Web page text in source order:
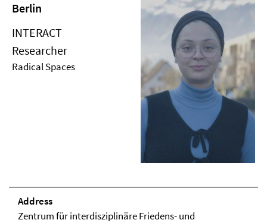
Berlin
INTERACT
Researcher
Radical Spaces
Address
Zentrum für interdisziplinäre Friedens- und